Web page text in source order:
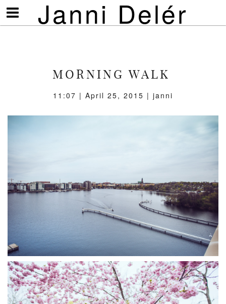
Janni Delér
Visa/göm
meny
MORNING WALK
11:07 | April 25, 2015 | janni